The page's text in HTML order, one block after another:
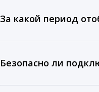
время для публикации,
За какой период
подключении тарифа
5 лет.
Безопасно ли